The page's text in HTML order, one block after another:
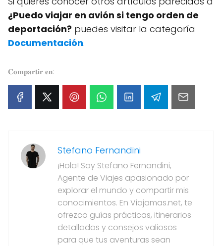
¿Puedo viajar en avión si tengo orden de
deportación? puedes visitar la categoría
Documentación.
𝐂𝐨𝐦𝐩𝐚𝐫𝐭𝐢𝐫 𝐞𝐧:
Stefano Fernandini
¡Hola! Soy Stefano Fernandini,
Agente de Viajes apasionado por
explorar el mundo y compartir mis
conocimientos. En Viajamas.net, te
ofrezco guías prácticas, itinerarios
detallados y consejos valiosos
para que tus aventuras sean